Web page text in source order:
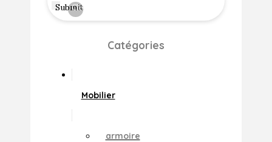
Submit
Clear
Catégories
Mobilier
armoire